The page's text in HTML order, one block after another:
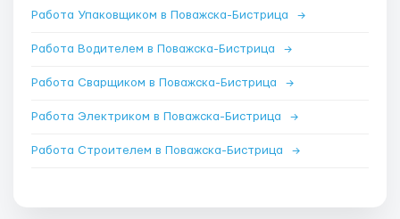
Работа Упаковщиком в Поважска-Бистрица →
Работа Водителем в Поважска-Бистрица →
Работа Сварщиком в Поважска-Бистрица →
Работа Электриком в Поважска-Бистрица →
Работа Строителем в Поважска-Бистрица →